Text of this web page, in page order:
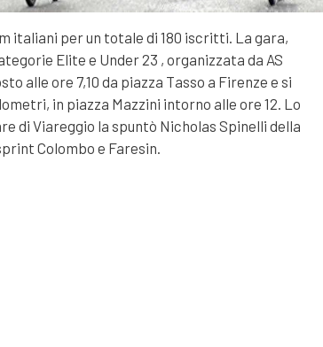
italiani per un totale di 180 iscritti. La gara,
Elite e Under 23 , organizzata da AS
alle ore 7,10 da piazza Tasso a Firenze e si
in piazza Mazzini intorno alle ore 12. Lo
di Viareggio la spuntò Nicholas Spinelli della
Colombo e Faresin.